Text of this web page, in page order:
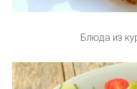
Блюда из